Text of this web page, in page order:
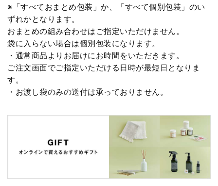
※「すべておまとめ包装」か、「すべて個別包装」のい
ずれかとなります。
おまとめの組み合わせはご指定いただけません。
袋に入らない場合は個別包装になります。
・通常商品よりお届けにお時間をいただきます。
ご注文画面でご指定いただける日時が最短日となりま
す。
・お渡し袋のみの送付は承っておりません。